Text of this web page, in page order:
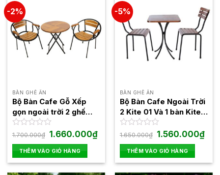
-2%
BÀN GHẾ ĂN
Bộ Bàn Cafe Gỗ Xếp
gọn ngoài trời 2 ghế
Moon mini 1 Bàn Moon
Mini
Được
hạng
0
5
sao
1.700.000₫ Giá
gốc
là:
1.700.000₫.
1.660.000₫Giá
hiện
1.660.000₫.
THÊM VÀO GIỎ HÀNG
-5%
BÀN GHẾ ĂN
Bộ Bàn Cafe Ngoài Trời
2 Kite 01 Và 1 bàn Kite
01
Được
hạng
0
5
sao
1.650.000₫ Giá
gốc
là:
1.650.000₫.
1.560.000₫Giá
hiện
THÊM VÀO GIỎ HÀNG